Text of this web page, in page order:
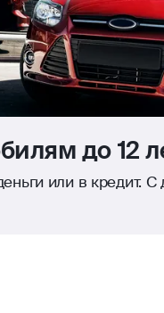
до 12
или в кредит.